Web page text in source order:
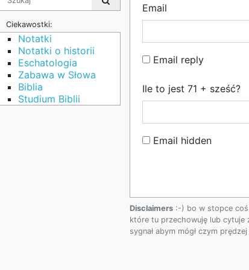
Ciekawostki:
Notatki
Notatki o historii
Eschatologia
Zabawa w Słowa
Biblia
Studium Biblii
Email
Email reply
Ile to jest 71 + sześć?
Email hidden
Disclaimers :-) bo w stopce coś
które tu przechowuję lub cytuje
sygnał abym mógł czym